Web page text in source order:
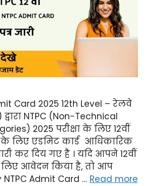
Card 2025 12th Level – रेलवे
द्वारा NTPC (Non-Technical
2025 परीक्षा के लिए 12वीं
के लिए एडमिट कार्ड आधिकारिक
कर दिय गए है । यदि आपने 12वीं
आवेदन किया है, तो आप
Admit Card … Read more